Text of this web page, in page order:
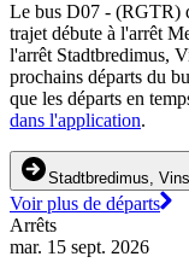
Le bus D07 - (RGTR)
trajet débute à l'arrêt
l'arrêt Stadtbredimus,
prochains départs du
que les départs en
dans l'application.
Stadtbredimus,
Voir plus de départs
Arrêts
mar. 15 sept. 2026